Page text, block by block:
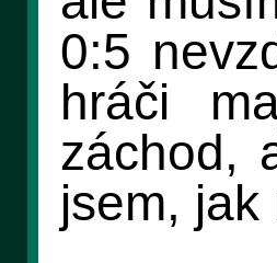
0:5
hráči
záchod,
jsem,